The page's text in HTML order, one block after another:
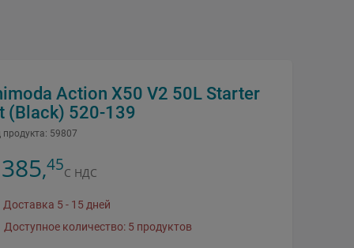
Action X50 V2 50L Starter
(Black) 520-139
продукта: 59807
385,45С НДС
Доставка 5 - 15 дней
Доступное количество: 5 продуктов